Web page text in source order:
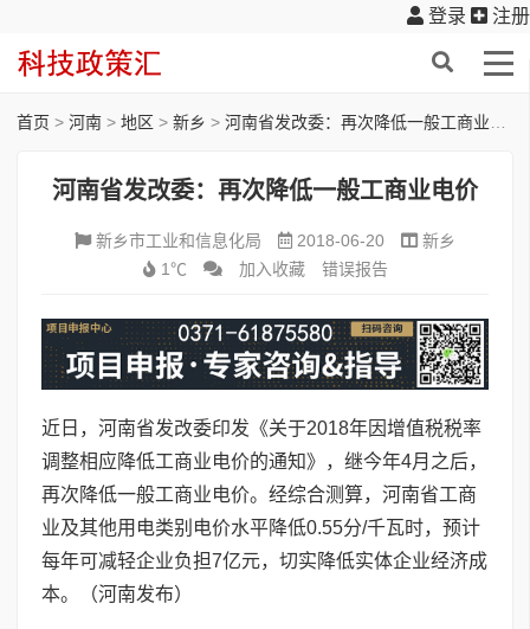
登录 注册
首页 > 河南 > 地区 > 新乡 > 河南省发改委：再次降低一般工商业电价
河南省发改委：再次降低一般工商业电价
新乡市工业和信息化局 2018-06-20
新乡
1℃
加入收藏 错误报告
近日，河南省发改委印发《关于2018年因增值税税率
调整相应降低工商业电价的通知》，继今年4月之后，
再次降低一般工商业电价。经综合测算，河南省工商
业及其他用电类别电价水平降低0.55分/千瓦时，预计
每年可减轻企业负担7亿元，切实降低实体企业经济成
本。（河南发布）